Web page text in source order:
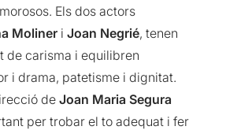
Els dos actors
Moliner iJoan Negrié, tenen
de carisma i equilibren
i drama, patetisme i dignitat.
deJoan Maria Segura
per trobar el to adequat i fer